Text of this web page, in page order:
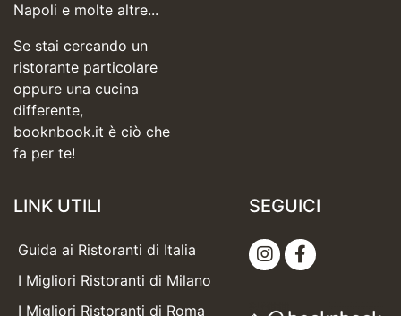
Napoli e molte altre...
Se stai cercando un
ristorante particolare
oppure una cucina
differente,
booknbook.it è ciò che
fa per te!
LINK UTILI
Guida ai Ristoranti di Italia
I Migliori Ristoranti di Milano
I Migliori Ristoranti di Roma
SEGUICI